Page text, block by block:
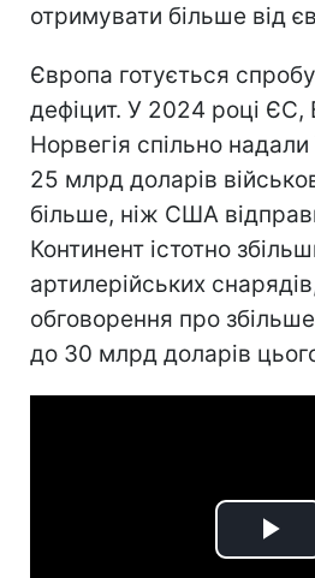
отримувати більше від
Європа готується
дефіцит. У 2024 році ЄС,
Норвегія спільно надали
25 млрд доларів
більше, ніж США
Континент істотно
артилерійських
обговорення про
до 30 млрд доларів